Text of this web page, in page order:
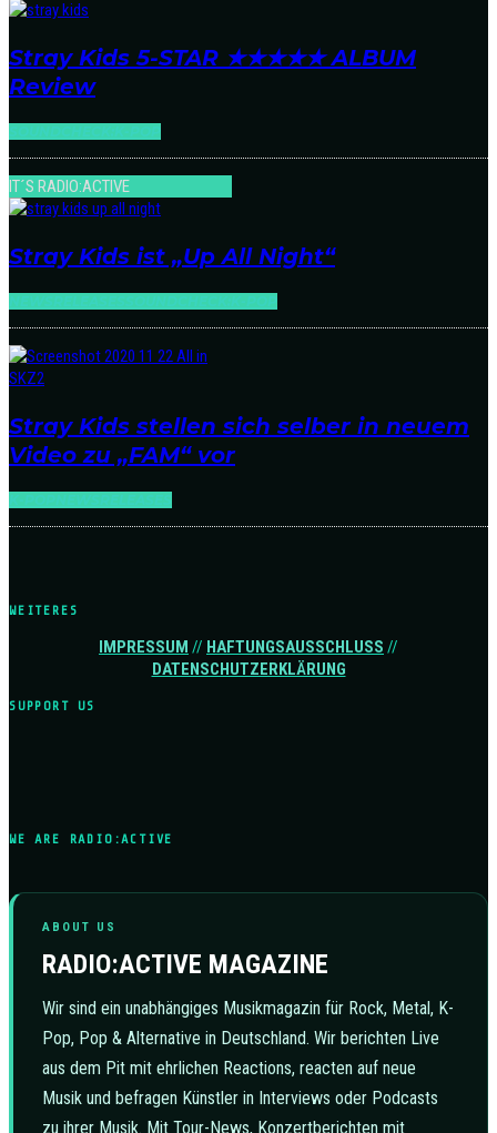
Stray Kids 5-STAR ★★★★★ ALBUM
Review
IT´S RADIO:ACTIVE
Stray Kids ist „Up All Night“
Stray Kids stellen sich selber in neuem
Video zu „FAM“ vor
WEITERES
IMPRESSUM // HAFTUNGSAUSSCHLUSS //
DATENSCHUTZERKLÄRUNG
SUPPORT US
WE ARE RADIO:ACTIVE
ABOUT US
RADIO:ACTIVE MAGAZINE
Wir sind ein unabhängiges Musikmagazin für Rock, Metal, K-
Pop, Pop & Alternative in Deutschland. Wir berichten Live
aus dem Pit mit ehrlichen Reactions, reacten auf neue
Musik und befragen Künstler in Interviews oder Podcasts
zu ihrer Musik. Mit Tour-News, Konzertberichten mit